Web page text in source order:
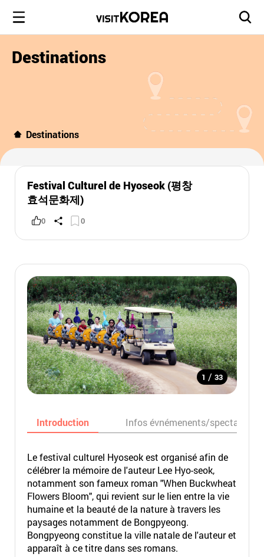
Destinations
Destinations
Festival Culturel de Hyoseok (평창
효석문화제)
0 0
1 / 33
Introduction Infos évnémenents/spectacles
Le festival culturel Hyoseok est organisé afin de
célébrer la mémoire de l'auteur Lee Hyo-seok,
notamment son fameux roman "When Buckwheat
Flowers Bloom", qui revient sur le lien entre la vie
humaine et la beauté de la nature à travers les
paysages notamment de Bongpyeong.
Bongpyeong constitue la ville natale de l'auteur et
apparaît à ce titre dans ses romans.